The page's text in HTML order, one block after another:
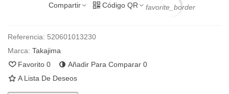
Compartir Código QR favorite_border
Referencia: 520601013230
Marca: Takajima
Favorito 0 Añadir Para Comparar 0
A Lista De Deseos